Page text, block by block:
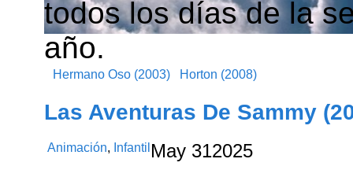
todos los días de la
año.
Hermano Oso (2003) Horton (2008)
Las Aventuras De Sammy
Animación, Infantil May 312025